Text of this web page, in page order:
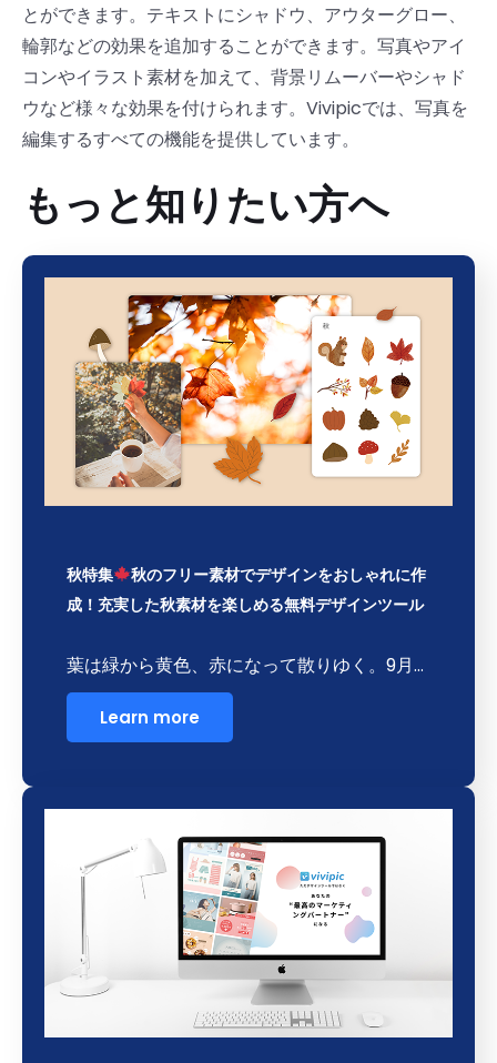
とができます。テキストにシャドウ、アウターグロー、
輪郭などの効果を追加することができます。写真やアイ
コンやイラスト素材を加えて、背景リムーバーやシャド
ウなど様々な効果を付けられます。Vivipicでは、写真を
編集するすべての機能を提供しています。
もっと知りたい方へ
秋特集
秋のフリー素材でデザインをおしゃれに作
成！充実した秋素材を楽しめる無料デザインツール
葉は緑から黄色、赤になって散りゆく。9月…
Learn more